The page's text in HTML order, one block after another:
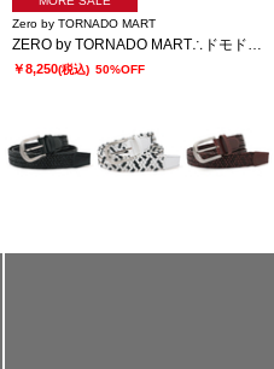
Zero by TORNADO MART
￥8,250(税込) 50%OFF